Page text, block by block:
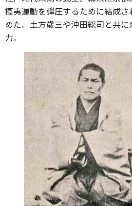
攘夷運動を弾圧するために結成
めた。土方歳三や沖田総司と共
力。